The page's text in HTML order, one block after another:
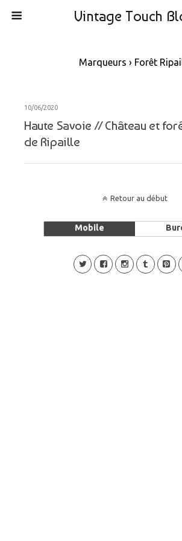
Vintage Touch
Marqueurs › Forêt
10/06/2020
Haute Savoie // Château et
de Ripaille
Retour au début
Mobile